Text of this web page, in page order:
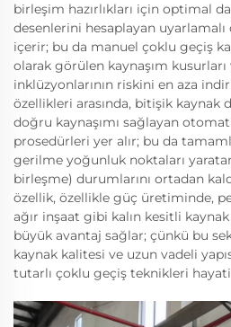
birleşim hazırlıkları için optimal
desenlerini hesaplayan
içerir; bu da manuel çoklu geçiş
olarak görülen kaynaşım
inklüzyonlarının riskini en aza
özellikleri arasında, bitişik kaynak
doğru kaynaşımı sağlayan
prosedürleri yer alır; bu da
gerilme yoğunluk noktaları
birleşme) durumlarını ortadan
özellik, özellikle güç üretiminde,
ağır inşaat gibi kalın kesitli
büyük avantaj sağlar; çünkü bu
kaynak kalitesi ve uzun vadeli
tutarlı çoklu geçiş teknikleri